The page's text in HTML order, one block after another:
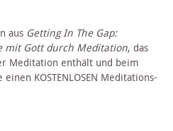
aus Getting In The Gap:
mit Gott durch Meditation, das
Meditation enthält und beim
KOSTENLOSEN Meditations-